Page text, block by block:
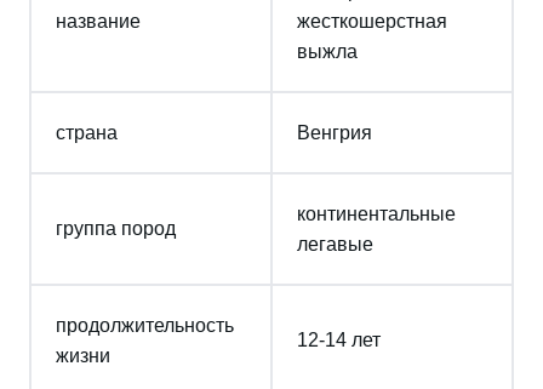
название
жесткошерстная
выжла
страна Венгрия
группа пород
континентальные
легавые
продолжительность
жизни
12-14 лет